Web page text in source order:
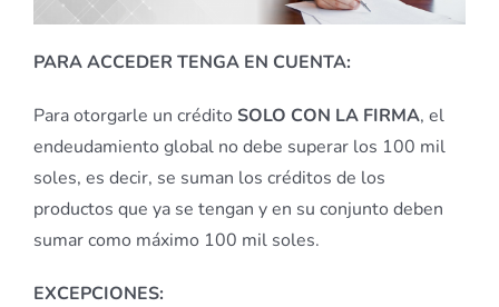
PARA ACCEDER TENGA EN CUENTA:
Para otorgarle un crédito SOLO CON LA FIRMA, el
endeudamiento global no debe superar los 100 mil
soles, es decir, se suman los créditos de los
productos que ya se tengan y en su conjunto deben
sumar como máximo 100 mil soles.
EXCEPCIONES: